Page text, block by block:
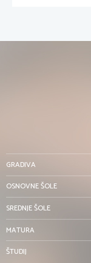
GRADIVA
OSNOVNE ŠOLE
SREDNJE ŠOLE
MATURA
ŠTUDIJ